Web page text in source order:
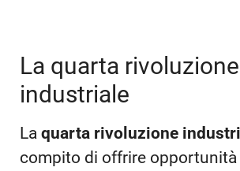
La quarta rivoluzione
industriale
La quarta rivoluzione
compito di offrire opportunità